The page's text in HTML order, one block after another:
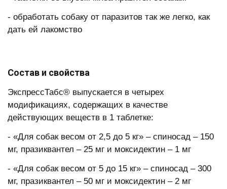
- обработать собаку от паразитов так же легко, как
дать ей лакомство
Состав и свойства
ЭкспрессТабс® выпускается в четырех
модификациях, содержащих в качестве
действующих веществ в 1 таблетке:
- «Для собак весом от 2,5 до 5 кг» – спиносад – 150
мг, празиквантел – 25 мг и моксидектин – 1 мг
- «Для собак весом от 5 до 15 кг» – спиносад – 300
мг, празиквантел – 50 мг и моксидектин – 2 мг